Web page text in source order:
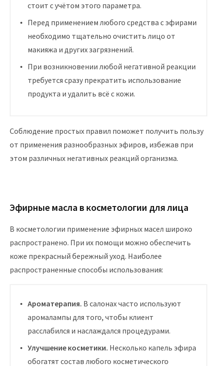
стоит с учётом этого параметра.
Перед применением любого средства с эфирами
необходимо тщательно очистить лицо от
макияжа и других загрязнений.
При возникновении любой негативной реакции
требуется сразу прекратить использование
продукта и удалить всё с кожи.
Соблюдение простых правил поможет получить пользу
от применения разнообразных эфиров, избежав при
этом различных негативных реакций организма.
Эфирные масла в косметологии для лица
В косметологии применение эфирных масел широко
распространено. При их помощи можно обеспечить
коже прекрасный бережный уход. Наиболее
распространенные способы использования:
Ароматерапия. В салонах часто используют
аромалампы для того, чтобы клиент
расслабился и наслаждался процедурами.
Улучшение косметики. Несколько капель эфира
обогатят состав любого косметического